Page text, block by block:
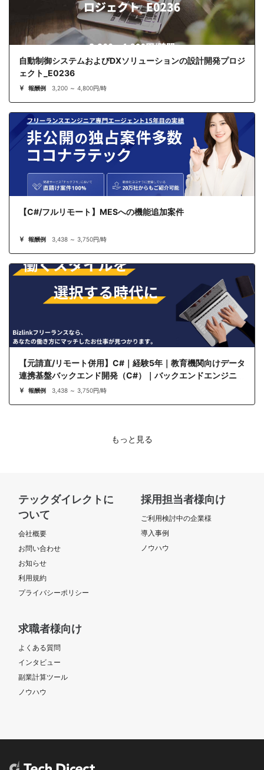
自動制御システムおよびDXソリューションの設計開発プロジ
ェクト_E0236
報酬例 3,200 ～ 4,800円/時
【C#/フルリモート】MESへの機能追加案件
報酬例 3,438 ～ 3,750円/時
【元請直/リモート併用】C#｜経験5年｜教育機関向けデータ
連携基盤バックエンド開発（C#）｜バックエンドエンジニア
報酬例 3,438 ～ 3,750円/時
もっと見る
テックダイレクトに
ついて
会社概要
お問い合わせ
お知らせ
利用規約
プライバシーポリシー
採用担当者様向け
ご利用検討中の企業様
導入事例
ノウハウ
求職者様向け
よくある質問
インタビュー
副業計算ツール
ノウハウ